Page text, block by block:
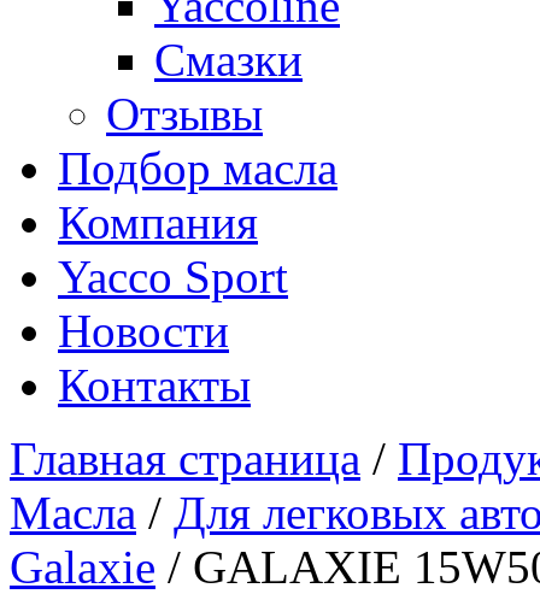
Смазки
Отзывы
Подбор масла
Компания
Yacco Sport
Новости
Контакты
Главная страница /
Масла / Для легковых
Galaxie / GALAXIE